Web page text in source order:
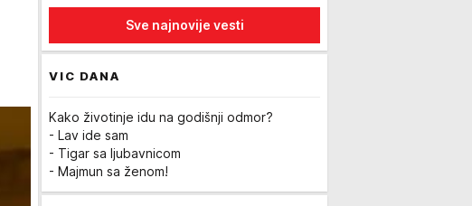
Sve najnovije vesti
VIC DANA
Kako životinje idu na godišnji odmor?
- Lav ide sam
- Tigar sa ljubavnicom
- Majmun sa ženom!